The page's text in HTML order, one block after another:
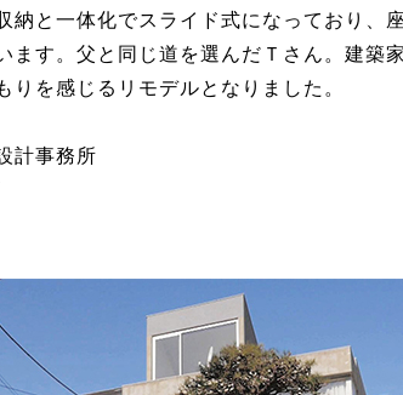
納と一体化でスライド式になっており、
ます。父と同じ道を選んだＴさん。建築
りを感じるリモデルとなりました。
計事務所